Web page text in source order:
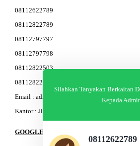
08112622789
08112822789
08112797797
08112797798
08112822503
08112822603
Email : admin@am-baja.com
Kantor : Jl. Gatot Subroto 7b Semarang.
GOOGLE MAPS
Silahkan Tanyakan Berkaitan
Kepada
08112622789